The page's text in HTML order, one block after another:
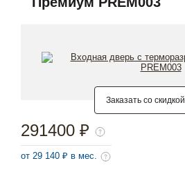
Заказать со скидкой
291400 ₽
от 29 140 ₽ в мес.